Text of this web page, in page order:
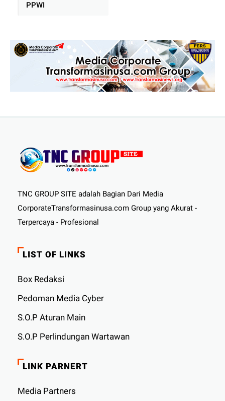
PPWI
TNC GROUP SITE adalah Bagian Dari Media
CorporateTransformasinusa.com Group yang Akurat -
Terpercaya - Profesional
LIST OF LINKS
Box Redaksi
Pedoman Media Cyber
S.O.P Aturan Main
S.O.P Perlindungan Wartawan
LINK PARNERT
Media Partners